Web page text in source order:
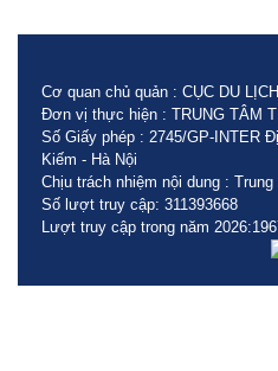
Cơ quan chủ quản : CỤC DU
Đơn vị thực hiện : TRUNG TÂM
Số Giấy phép : 2745/GP-INTER
Kiếm - Hà Nội
Chịu trách nhiệm nội dung :
Số lượt truy cập: 311393668
Lượt truy cập trong năm